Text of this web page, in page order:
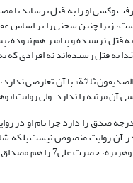
چنین سخنی را بر اساس
قتل نرسیده و پیامبر هم
به قتل رسیده‌اند نه افرادی
ثلاثة» با آن تعارضی
مرتبه را ندارد. ولی روایت
خارج کنیم و